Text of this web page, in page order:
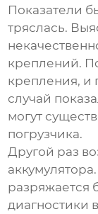
Показатели
тряслась.
креплений.
крепления, и
случай
могут
погрузчика.
Другой раз
разряжается
диагностики